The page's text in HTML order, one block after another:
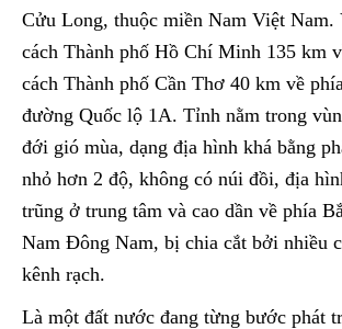
Cửu Long, thuộc miền Nam Việt Nam.
cách Thành phố Hồ Chí Minh 135 km
cách Thành phố Cần Thơ 40 km về
đường Quốc lộ 1A. Tỉnh nằm trong
đới gió mùa, dạng địa hình khá bằng
nhỏ hơn 2 độ, không có núi đồi, địa
trũng ở trung tâm và cao dần về phía
Nam Đông Nam, bị chia cắt bởi nhiều
kênh rạch.
Là một đất nước đang từng bước phát